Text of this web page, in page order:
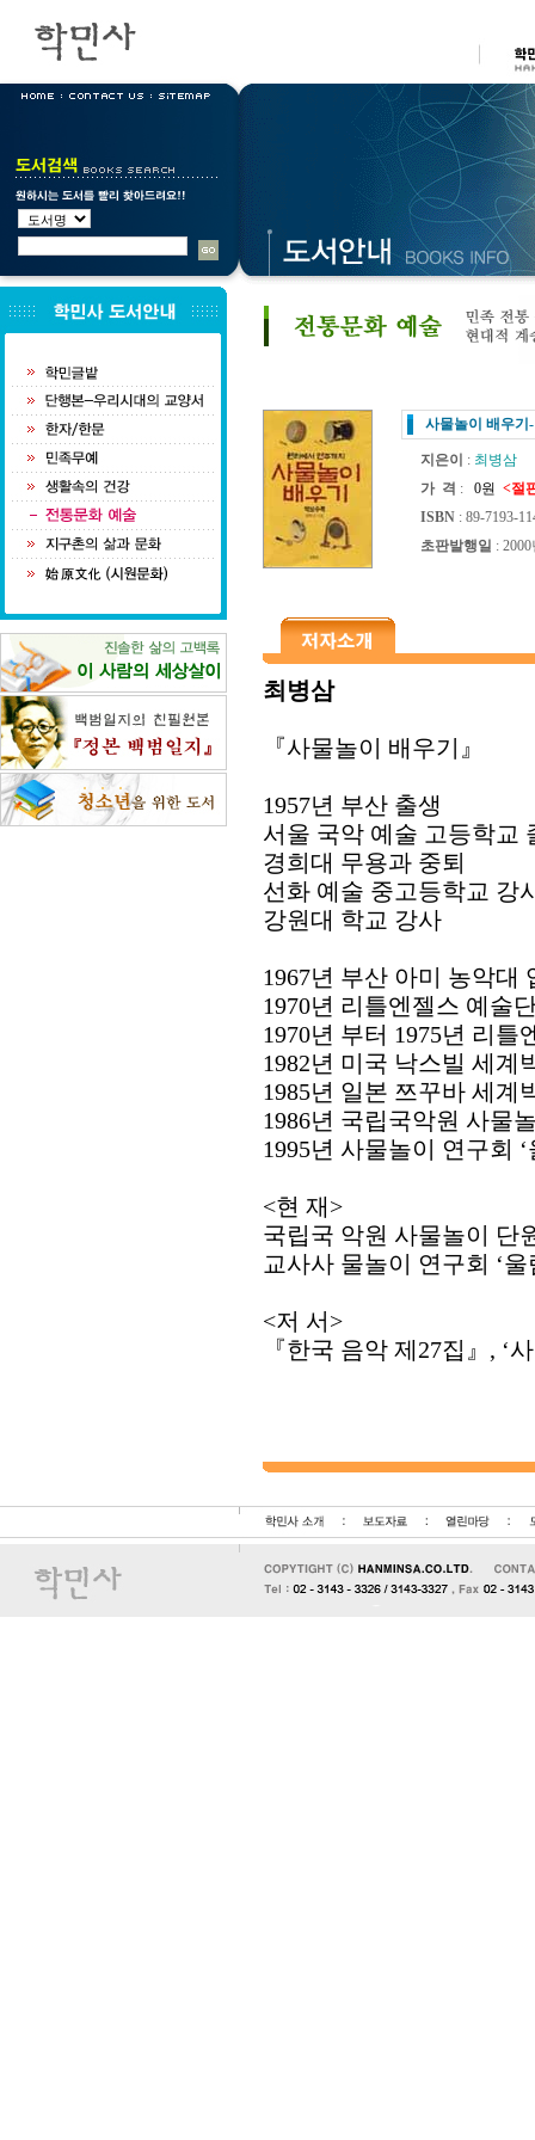
사물놀이 배우기
지은이 : 최병삼
가 격 : 0원 <절
ISBN : 89-7193-
초판발행일 :
최병삼
『사물놀이 배우기』
1957년 부산 출생
서울 국악 예술 고등학교
경희대 무용과 중퇴
선화 예술 중고등학교 강
강원대 학교 강사
1967년 부산 아미 농악대
1970년 리틀엔젤스 예술
1970년 부터 1975년 리
1982년 미국 낙스빌 세계
1985년 일본 쯔꾸바 세계
1986년 국립국악원 사물
1995년 사물놀이 연구회
<현 재>
국립국 악원 사물놀이 단
교사사 물놀이 연구회 ‘울
<저 서>
『한국 음악 제27집』, ‘